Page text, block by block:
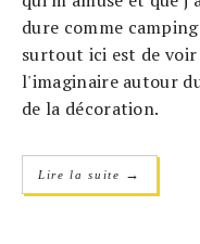
dure comme
surtout ici est de
l'imaginaire autour
de la décoration.
Lire la suite →